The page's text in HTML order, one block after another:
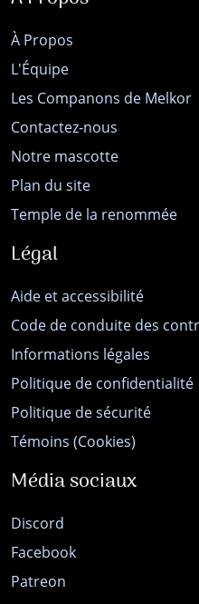
À Propos
L'Équipe
Les Companons de Melkor
Contactez-nous
Notre mascotte
Plan du site
Temple de la renommée
Légal
Aide et accessibilité
Code de conduite des
Informations légales
Politique de confidentialité
Politique de sécurité
Témoins (Cookies)
Média sociaux
Discord
Facebook
Patreon